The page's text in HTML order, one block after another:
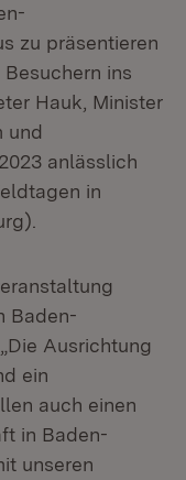
zu präsentieren
ins
Hauk, Minister
und
anlässlich
in
Baden-
Ausrichtung
ein
auch einen
in Baden-
unseren